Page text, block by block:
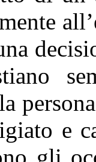
e
gli